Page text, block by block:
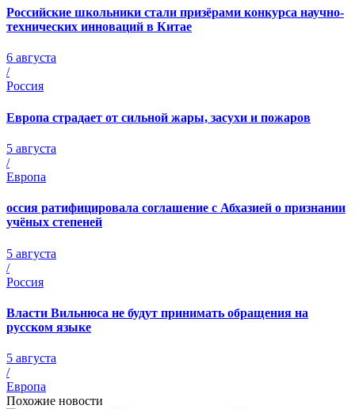
Российские школьники стали призёрами конкурса научно-
технических инноваций в Китае
6 августа
/
Россия
Европа страдает от сильной жары, засухи и пожаров
5 августа
/
Европа
оссия ратифицировала соглашение с Абхазией о признании
учёных степеней
5 августа
/
Россия
Власти Вильнюса не будут принимать обращения на
русском языке
5 августа
/
Европа
Похожие новости